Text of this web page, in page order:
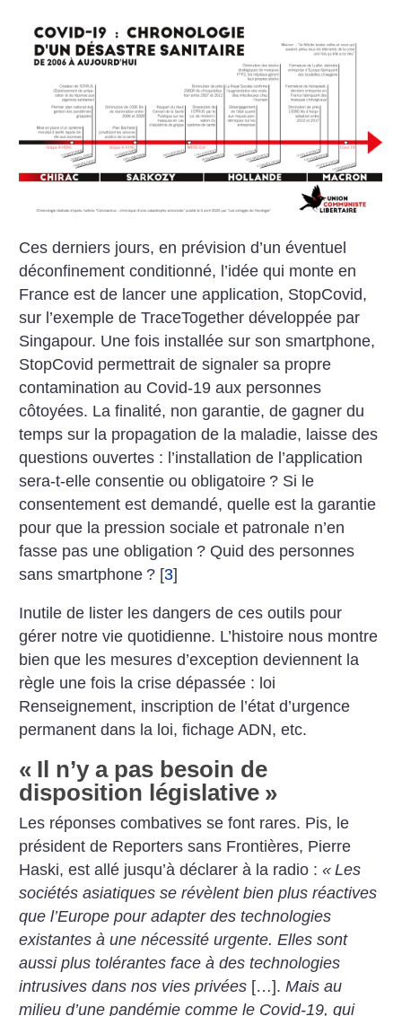
Ces derniers jours, en prévision d’un éventuel
déconfinement conditionné, l’idée qui monte en
France est de lancer une application, StopCovid,
sur l’exemple de TraceTogether développée par
Singapour. Une fois installée sur son smartphone,
StopCovid permettrait de signaler sa propre
contamination au Covid-19 aux personnes
côtoyées. La finalité, non garantie, de gagner du
temps sur la propagation de la maladie, laisse des
questions ouvertes : l’installation de l’application
sera-t-elle consentie ou obligatoire ? Si le
consentement est demandé, quelle est la garantie
pour que la pression sociale et patronale n’en
fasse pas une obligation ? Quid des personnes
sans smartphone ? [3]
Inutile de lister les dangers de ces outils pour
gérer notre vie quotidienne. L’histoire nous montre
bien que les mesures d’exception deviennent la
règle une fois la crise dépassée : loi
Renseignement, inscription de l’état d’urgence
permanent dans la loi, fichage ADN, etc.
« Il n’y a pas besoin de
disposition législative »
Les réponses combatives se font rares. Pis, le
président de Reporters sans Frontières, Pierre
Haski, est allé jusqu’à déclarer à la radio :« Les
sociétés asiatiques se révèlent bien plus réactives
que l’Europe pour adapter des technologies
existantes à une nécessité urgente. Elles sont
aussi plus tolérantes face à des technologies
intrusives dans nos vies privées […].Mais au
milieu d’une pandémie comme le Covid-19, qui